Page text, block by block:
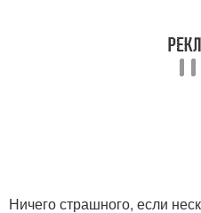
Ничего страшного, если